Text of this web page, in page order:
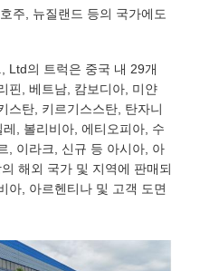
주, 뉴질랜드 등의 국가에도
Ltd의 트럭은 중국 내 29개
핀, 베트남, 캄보디아, 미얀
스탄, 키르기스스탄, 탄자니
, 볼리비아, 에티오피아, 수
, 이라크, 신규 등 아시아, 아
해외 국가 및 지역에 판매되
아, 아르헨티나 및 고객 도면